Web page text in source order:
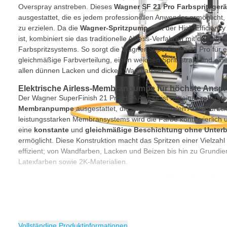
Overspray anstreben. Dieses Wagner SF 21 Pro
ausgestattet, die es jedem professionellen Anwender
zu erzielen. Da die Wagner-Spritzpumpemit der High Efficiency
ist, kombiniert sie das traditionelle Airless-Verfahren mit dem
Farbspritzsystems. So sorgt die Wagner SuperFinish 21 Pro für
gleichmäßige Farbverteilung, einen weichen Spritzstrahl und
allen dünnen Lacken und dicken Wandfarben.
Elektrische Airless-Membranpumpe für höchste
Der Wagner SuperFinish 21 Pro HEA Airless ist mit einer
Membranpumpeausgestattet, die einen maximalen
leistungsstarken Membransystems wird die Farbe kontinuierlich
eine konstante und gleichmäßige Beschichtung ohne
ermöglicht. Diese Konstruktion macht das Spritzen einer
effizient; von Wandfarben, Lacken und Beizen bis hin zu
Latexfarben sowie 2K-Materialien.